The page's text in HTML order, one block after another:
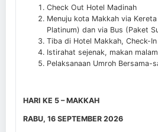
Check Out Hotel Madinah
Menuju kota Makkah via
Platinum) dan via Bus (Paket
Tiba di Hotel Makkah, Check-In
Istirahat sejenak, makan malam
Pelaksanaan Umroh Bersama-
HARI KE 5 – MAKKAH
RABU, 16 SEPTEMBER 2026